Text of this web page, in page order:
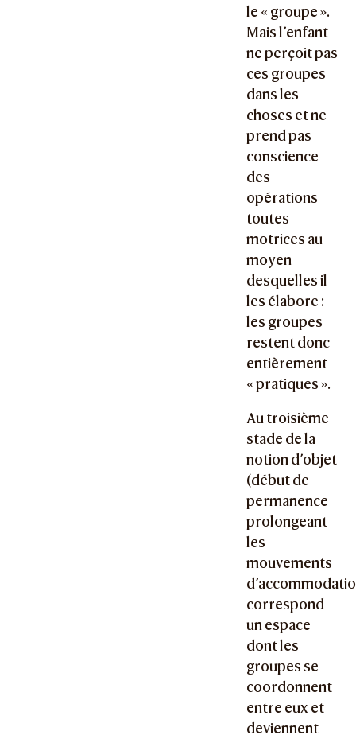
le « groupe ».
Mais l’enfant
ne perçoit pas
ces groupes
dans les
choses et ne
prend pas
conscience
des
opérations
toutes
motrices au
moyen
desquelles il
les élabore :
les groupes
restent donc
entièrement
« pratiques ».
Au troisième
stade de la
notion d’objet
(début de
permanence
prolongeant
les
mouvements
correspond
un espace
dont les
groupes se
coordonnent
entre eux et
deviennent